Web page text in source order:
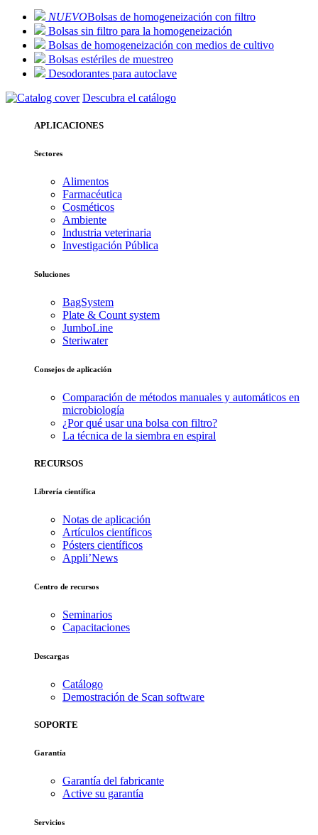
NUEVOBolsas de homogeneización con filtro
Bolsas sin filtro para la homogeneización
Bolsas de homogeneización con medios de cultivo
Bolsas estériles de muestreo
Desodorantes para autoclave
Descubra el catálogo
APLICACIONES
Sectores
Alimentos
Farmacéutica
Cosméticos
Ambiente
Industria veterinaria
Investigación Pública
Soluciones
BagSystem
Plate & Count system
JumboLine
Steriwater
Consejos de aplicación
Comparación de métodos manuales y automáticos en
microbiología
¿Por qué usar una bolsa con filtro?
La técnica de la siembra en espiral
RECURSOS
Librería científica
Notas de aplicación
Artículos científicos
Pósters científicos
Appli’News
Centro de recursos
Seminarios
Capacitaciones
Descargas
Catálogo
Demostración de Scan software
SOPORTE
Garantía
Garantía del fabricante
Active su garantía
Servicios